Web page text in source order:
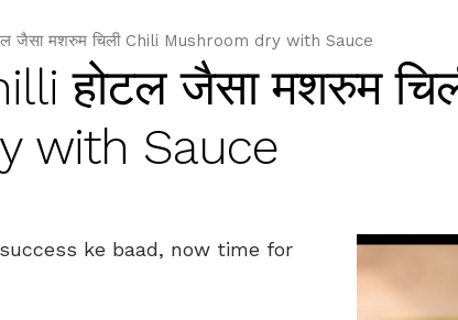
जैसा मशरुम चिली Chili Mushroom dry with Sauce
होटल जैसा मशरुम
with Sauce
ke baad, now time for